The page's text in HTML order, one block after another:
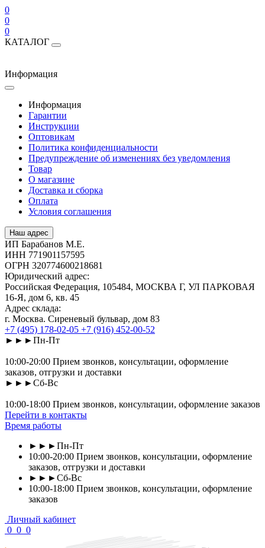
0
0
0
КАТАЛОГ
Информация
Информация
Гарантии
Инструкции
Оптовикам
Политика конфиденциальности
Предупреждение об изменениях без уведомления
Товар
О магазине
Доставка и сборка
Оплата
Условия соглашения
Наш адрес
ИП Барабанов М.Е.
ИНН 771901157595
ОГРН 320774600218681
Юридический адрес:
Российская Федерация, 105484, МОСКВА Г, УЛ ПАРКОВАЯ
16-Я, дом 6, кв. 45
Адрес склада:
г. Москва. Сиреневый бульвар, дом 83
+7 (495) 178-02-05 +7 (916) 452-00-52
►►►Пн-Пт
10:00-20:00 Прием звонков, консультации, оформление
заказов, отгрузки и доставки
►►►Сб-Вс
10:00-18:00 Прием звонков, консультации, оформление заказов
Перейти в контакты
Время работы
►►►Пн-Пт
10:00-20:00 Прием звонков, консультации, оформление
заказов, отгрузки и доставки
►►►Сб-Вс
10:00-18:00 Прием звонков, консультации, оформление
заказов
Личный кабинет
0 0 0